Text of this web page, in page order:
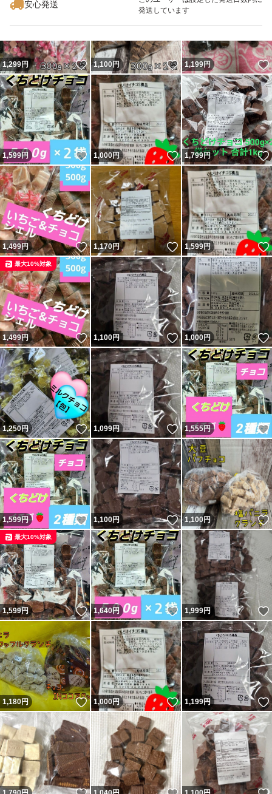
安心発送
発送しています
1,299円 いいね！
1,100円 いいね！
1,199円
1,599円 いいね！
1,000円 いいね！
1,799円
1,499円 いいね！
1,170円 いいね！
1,599円
1,499円 いいね！
最大10%対象
1,100円 いいね！
1,000円
1,250円 いいね！
1,099円 いいね！
1,555円
1,599円 いいね！
1,100円 いいね！
1,100円
1,599円 いいね！
最大10%対象
1,640円 いいね！
1,999円
1,180円 いいね！
1,000円 いいね！
1,199円